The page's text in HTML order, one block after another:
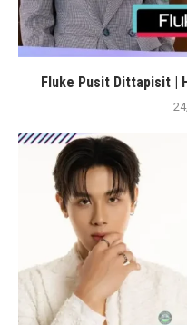
Fluke Pusit Dittapisit |